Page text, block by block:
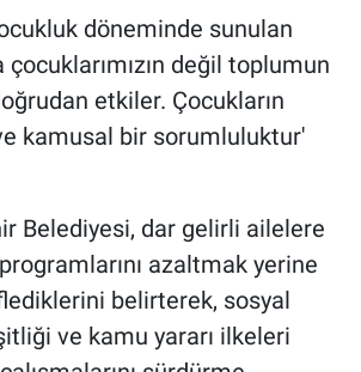
döneminde sunulan
çocuklarımızın değil toplumun
etkiler. Çocukların
kamusal bir sorumluluktur'
Belediyesi, dar gelirli ailelere
azaltmak yerine
belirterek, sosyal
ve kamu yararı ilkeleri